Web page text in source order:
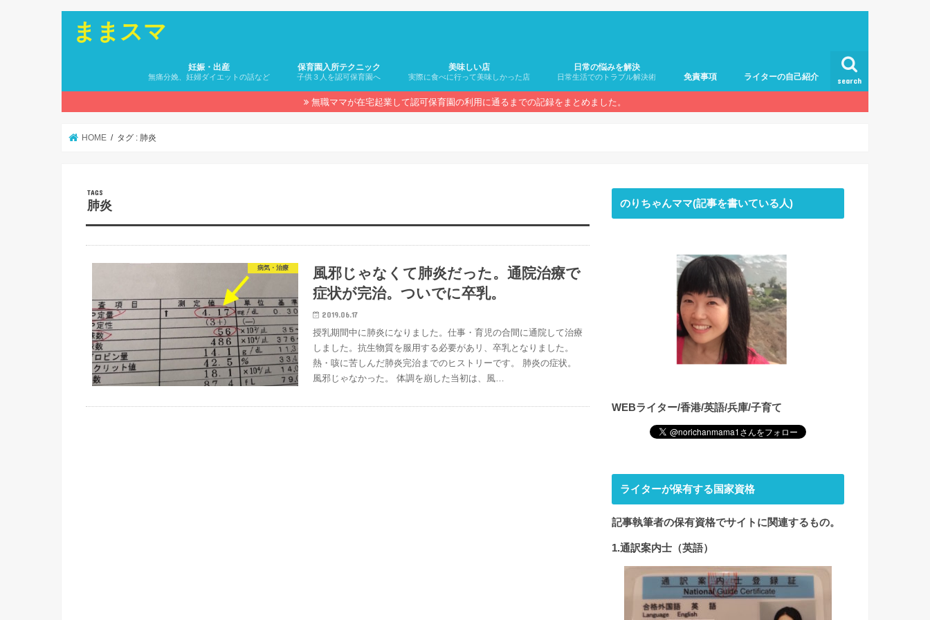
ままスマ
search
妊娠・出産
無痛分娩、妊婦ダイエットの話など
保育園入所テクニック
子供３人を認可保育園へ
美味しい店
実際に食べに行って美味しかった店
日常の悩みを解決
日常生活でのトラブル解決術 免責事項 ライターの自己紹介
無職ママが在宅起業して認可保育園の利用に通るまでの記録をまとめました。
HOME タグ : 肺炎
肺炎
病気・治療
風邪じゃなくて肺炎だった。通院治療で
症状が完治。ついでに卒乳。
2019.06.17
授乳期間中に肺炎になりました。仕事・育児の合間に通院して治療
しました。抗生物質を服用する必要があリ、卒乳となりました。
熱・咳に苦しんだ肺炎完治までのヒストリーです。 肺炎の症状。
風邪じゃなかった。 体調を崩した当初は、風…
のりちゃんママ(記事を書いている人)
WEBライター/香港/英語/兵庫/子育て
ライターが保有する国家資格
記事執筆者の保有資格でサイト に関連するもの。
1.通訳案内士（英語）